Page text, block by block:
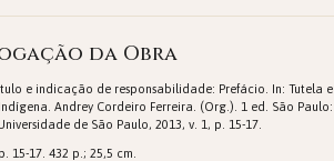
da Obra
e indicação de responsabilidade: Prefácio. In: Tutela e
Andrey Cordeiro Ferreira. (Org.). 1 ed. São Paulo:
de São Paulo, 2013, v. 1, p. 15-17.
15-17. 432 p.; 25,5 cm.